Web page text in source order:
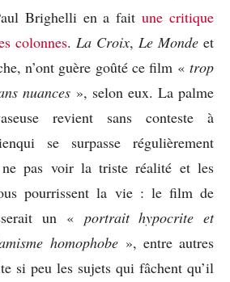
Brighelli en a faitune critique
colonnes. La Croix, Le Monde et
n’ont guère goûté ce film « trop
nuances », selon eux. La palme
revient sans conteste à
se surpasse régulièrement
pas voir la triste réalité et les
pourrissent la vie : le film de
un « portrait hypocrite et
homophobe», entre autres
si peu les sujets qui fâchent qu’il